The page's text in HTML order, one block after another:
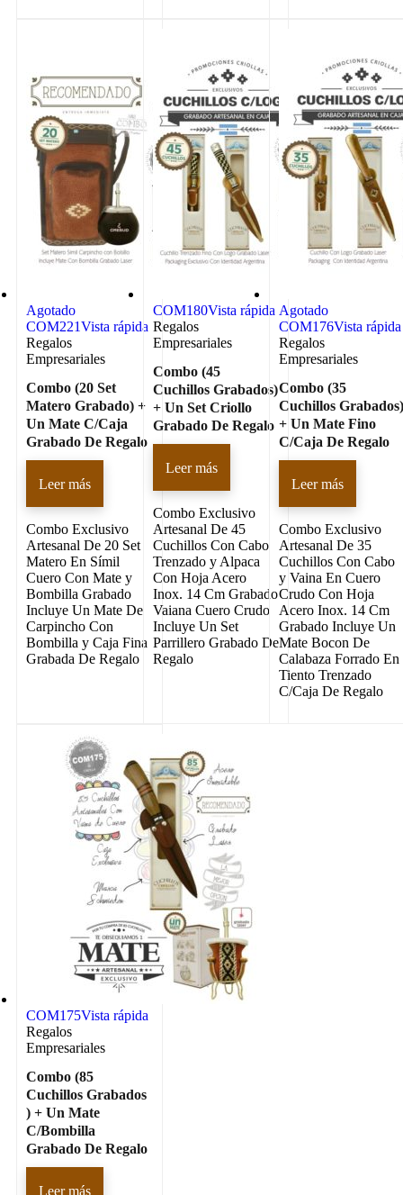
Agotado
COM221Vista rápida
Regalos
Empresariales
Combo (20 Set
Matero Grabado) +
Un Mate C/Caja
Grabado De Regalo
Leer más
Combo Exclusivo
Artesanal De 20 Set
Matero En Símil
Cuero Con Mate y
Bombilla Grabado
Incluye Un Mate De
Carpincho Con
Bombilla y Caja Fina
Grabada De Regalo
COM180Vista rápida
Regalos
Empresariales
Combo (45
Cuchillos Grabados)
+ Un Set Criollo
Grabado De Regalo
Leer más
Combo Exclusivo
Artesanal De 45
Cuchillos Con Cabo
Trenzado y Alpaca
Con Hoja Acero
Inox. 14 Cm Grabado
Vaiana Cuero Crudo
Incluye Un Set
Parrillero Grabado De
Regalo
Agotado
COM176Vista rápida
Regalos
Empresariales
Combo (35
Cuchillos
+ Un Mate Fino
C/Caja De Regalo
Leer más
Combo Exclusivo
Artesanal De 35
Cuchillos Con Cabo
y Vaina En Cuero
Crudo Con Hoja
Acero Inox. 14 Cm
Grabado Incluye Un
Mate Bocon De
Calabaza Forrado En
Tiento Trenzado
C/Caja De Regalo
COM175Vista rápida
Regalos
Empresariales
Combo (85
Cuchillos Grabados
) + Un Mate
C/Bombilla
Grabado De Regalo
Leer más